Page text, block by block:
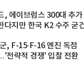
, 에이브럼스 300대 추가
다지만 한국 K2 수주 굳
, F-15·F-16 엔진 독점
전략적 경쟁' 입찰 전환